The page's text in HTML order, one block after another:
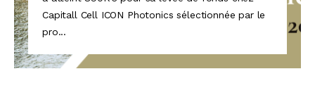
Capitall Cell ICON Photonics sélectionnée par le
pro...